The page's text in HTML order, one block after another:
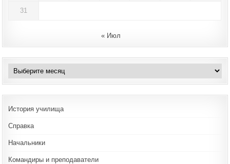
31
« Июл
Архивы
История училища
Справка
Начальники
Командиры и преподаватели